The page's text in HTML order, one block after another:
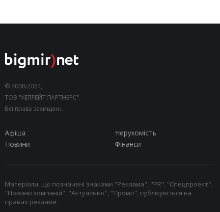
© 2000-2024,
ТОВ "КЕПРЕЙТ ПАРТНЕРС".
Всі права захищені.
Афіша
Нерухомість
Новини
Фінанси
Матеріали, що позначені знаками "Реклама", "PR", "Спецпроект",
"Новини компаній", "Актуально", "Промо", публікуються на
правах реклами.